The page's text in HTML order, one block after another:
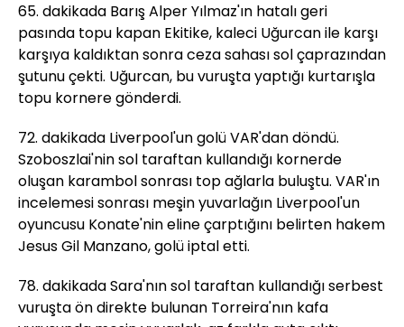
65. dakikada Barış Alper Yılmaz'ın hatalı geri
pasında topu kapan Ekitike, kaleci Uğurcan ile karşı
karşıya kaldıktan sonra ceza sahası sol çaprazından
şutunu çekti. Uğurcan, bu vuruşta yaptığı kurtarışla
topu kornere gönderdi.
72. dakikada Liverpool'un golü VAR'dan döndü.
Szoboszlai'nin sol taraftan kullandığı kornerde
oluşan karambol sonrası top ağlarla buluştu. VAR'ın
incelemesi sonrası meşin yuvarlağın Liverpool'un
oyuncusu Konate'nin eline çarptığını belirten hakem
Jesus Gil Manzano, golü iptal etti.
78. dakikada Sara'nın sol taraftan kullandığı serbest
vuruşta ön direkte bulunan Torreira'nın kafa